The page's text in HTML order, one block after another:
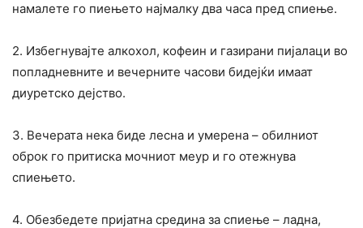
намалете го пиењето најмалку два часа пред спиење.
2. Избегнувајте алкохол, кофеин и газирани пијалаци во
попладневните и вечерните часови бидејќи имаат
диуретско дејство.
3. Вечерата нека биде лесна и умерена – обилниот
оброк го притиска мочниот меур и го отежнува
спиењето.
4. Обезбедете пријатна средина за спиење – ладна,